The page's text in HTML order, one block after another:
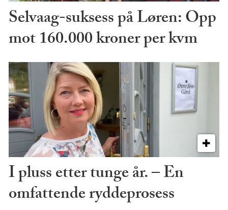
Selvaag-suksess på Løren: Opp
mot 160.000 kroner per kvm
I pluss etter tunge år. – En
omfattende ryddeprosess